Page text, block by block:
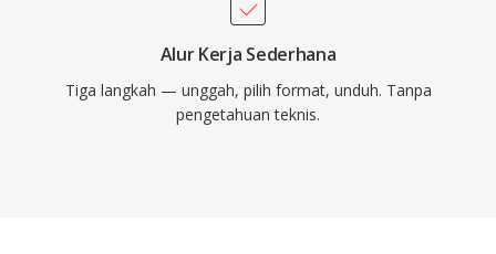
Alur Kerja Sederhana
Tiga langkah — unggah, pilih format, unduh. Tanpa
pengetahuan teknis.